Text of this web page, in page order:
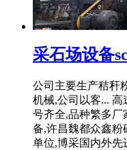
采石场设备
公司主要生产秸秆
机械,公司以客...
号齐全,品种繁多厂
备,许昌魏都众鑫
单位,博采国内外先